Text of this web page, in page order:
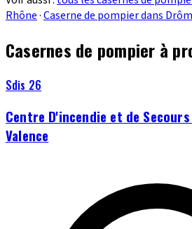
Rhône·Caserne de pompier dans
Casernes de pompier à
Sdis 26
Centre D'incendie et de
Valence